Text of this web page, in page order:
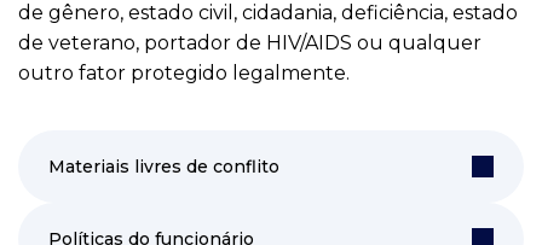
de gênero, estado civil, cidadania, deficiência, estado
de veterano, portador de HIV/AIDS ou qualquer
outro fator protegido legalmente.
Materiais livres de conflito
Políticas do funcionário